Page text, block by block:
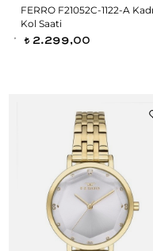
FERRO F21052C-1122-A
Kol Saati
t 2.299,00